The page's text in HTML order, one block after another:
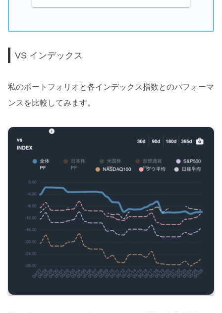
VS インデックス
私のポートフォリオと各インデックス指数とのパフォーマ
ンスを比較してみます。